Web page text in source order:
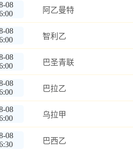
08
阿乙曼特
08
智利乙
08
巴圣青联
08
巴拉乙
08
乌拉甲
08
巴西乙